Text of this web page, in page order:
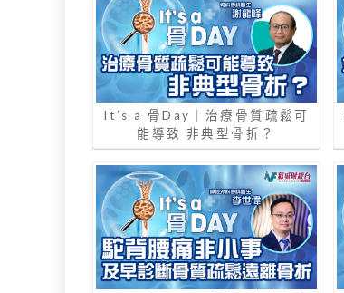
It’s a 骨Day｜治療骨質疏鬆可
能導致 非典型骨折？